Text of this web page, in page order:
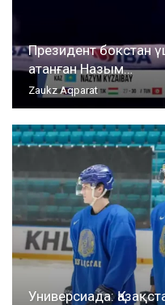
Президент бокстан
атанған Назым…
Zaukz Aqparat
Универсиада: